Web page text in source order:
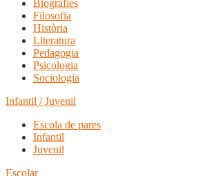
Biografies
Filosofia
Història
Literatura
Pedagogia
Psicologia
Sociologia
Infantil / Juvenil
Escola de pares
Infantil
Juvenil
Escolar